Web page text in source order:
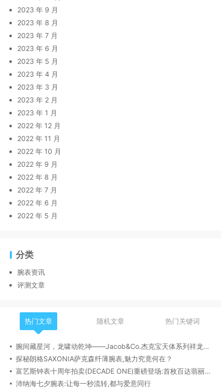
2023 年 9 月
2023 年 8 月
2023 年 7 月
2023 年 6 月
2023 年 5 月
2023 年 4 月
2023 年 3 月
2023 年 2 月
2023 年 1 月
2022 年 12 月
2022 年 11 月
2022 年 10 月
2022 年 9 月
2022 年 8 月
2022 年 7 月
2022 年 6 月
2022 年 5 月
分类
腕表资讯
评测文章
热门文章 随机文章 热门关键词
腕间藏星河，龙啸动乾坤——Jacob&Co.杰克宝天体系列祥龙款艺术腕表解析
探秘朗格SAXONIA萨克森纤薄腕表,魅力究竟何在？
富艺斯钟表十周年拍卖(DECADE ONE)重磅登场:首枚百达翡丽1518精钢腕表领衔呈献
沛纳海七夕腕表:让每一秒流转,都与爱意同行